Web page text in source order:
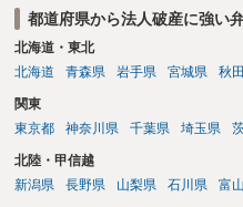
も、被害者との関係では、むし
の取り方」をする方が被害感情を
（逆に立腹されることもあります
都道府県から法人破産に強い
北海道・東北
北海道
青森県 岩手県 宮城県 秋
関東
東京都
神奈川県 千葉県 埼玉県
北陸・甲信越
新潟県
長野県 山梨県 石川県 富